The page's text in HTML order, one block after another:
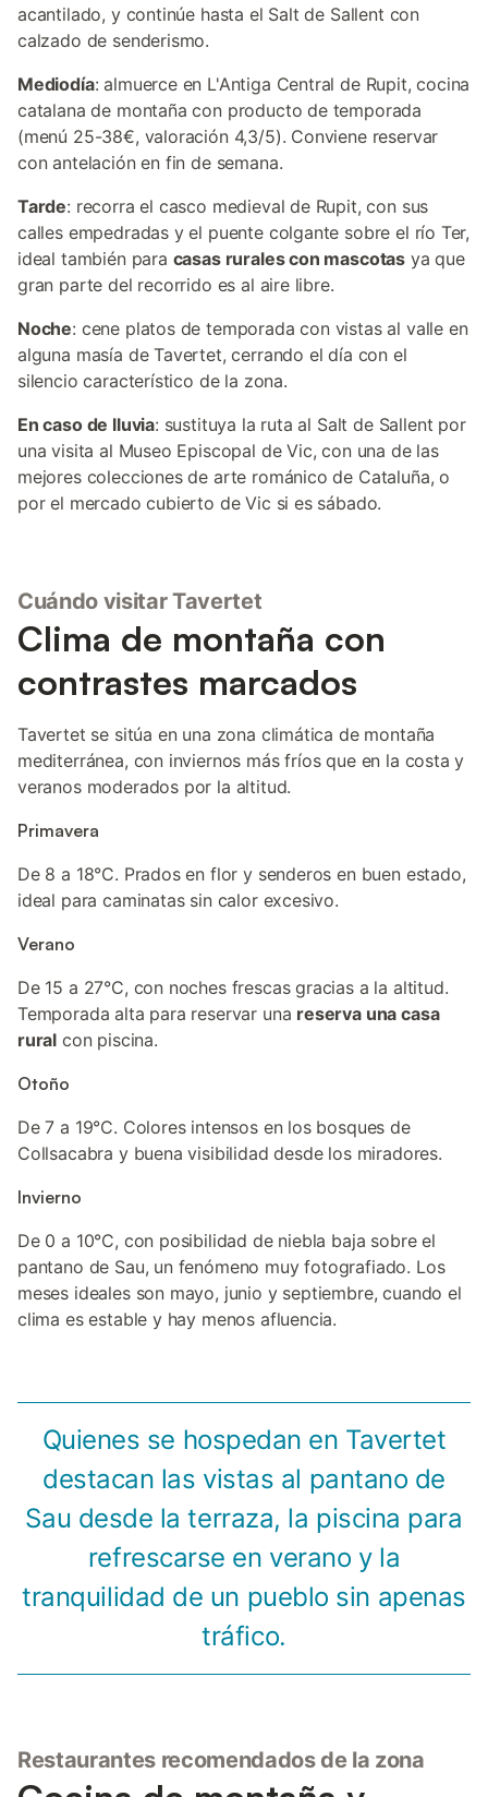
acantilado, y continúe hasta el Salt de Sallent con
calzado de senderismo.
Mediodía: almuerce en L'Antiga Central de Rupit, cocina
catalana de montaña con producto de temporada
(menú 25-38€, valoración 4,3/5). Conviene reservar
con antelación en fin de semana.
Tarde: recorra el casco medieval de Rupit, con sus
calles empedradas y el puente colgante sobre el río Ter,
ideal también para casas rurales con mascotas ya que
gran parte del recorrido es al aire libre.
Noche: cene platos de temporada con vistas al valle en
alguna masía de Tavertet, cerrando el día con el
silencio característico de la zona.
En caso de lluvia: sustituya la ruta al Salt de Sallent por
una visita al Museo Episcopal de Vic, con una de las
mejores colecciones de arte románico de Cataluña, o
por el mercado cubierto de Vic si es sábado.
Cuándo visitar Tavertet
Clima de montaña con
contrastes marcados
Tavertet se sitúa en una zona climática de montaña
mediterránea, con inviernos más fríos que en la costa y
veranos moderados por la altitud.
Primavera
De 8 a 18°C. Prados en flor y senderos en buen estado,
ideal para caminatas sin calor excesivo.
Verano
De 15 a 27°C, con noches frescas gracias a la altitud.
Temporada alta para reservar una reserva una casa
rural con piscina.
Otoño
De 7 a 19°C. Colores intensos en los bosques de
Collsacabra y buena visibilidad desde los miradores.
Invierno
De 0 a 10°C, con posibilidad de niebla baja sobre el
pantano de Sau, un fenómeno muy fotografiado. Los
meses ideales son mayo, junio y septiembre, cuando el
clima es estable y hay menos afluencia.
Quienes se hospedan en Tavertet
destacan las vistas al pantano de
Sau desde la terraza, la piscina para
refrescarse en verano y la
tranquilidad de un pueblo sin apenas
tráfico.
Restaurantes recomendados de la zona